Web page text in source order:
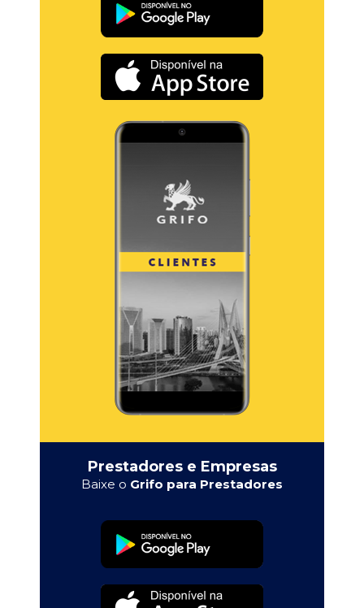
Prestadores e Empresas
Baixe o Grifo para Prestadores